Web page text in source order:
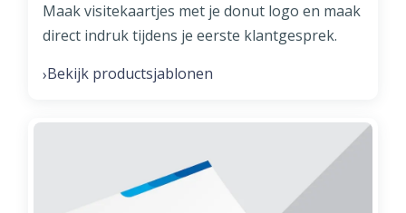
Maak visitekaartjes met je donut logo en maak
direct indruk tijdens je eerste klantgesprek.
›Bekijk productsjablonen